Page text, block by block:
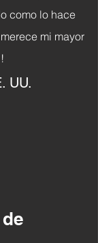
como lo hace
mi mayor
UU.